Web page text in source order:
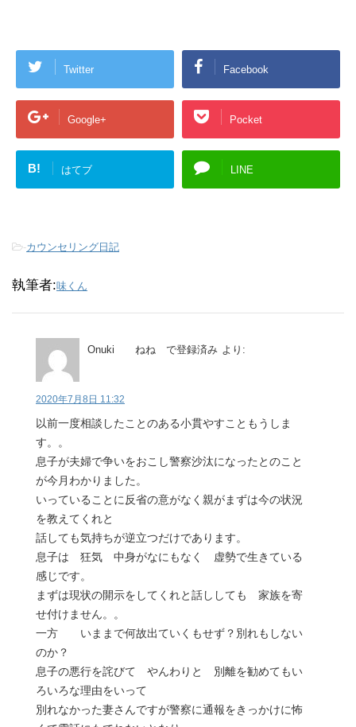
Twitter Facebook
Google+ Pocket
B! はてブ LINE
-カウンセリング日記
執筆者:味くん
Onuki ねね で登録済み より:
2020年7月8日 11:32
以前一度相談したことのある小貫やすこともうしま
す。。
息子が夫婦で争いをおこし警察沙汰になったとのこと
が今月わかりました。
いっていることに反省の意がなく親がまずは今の状況
を教えてくれと
話しても気持ちが逆立つだけであります。
息子は 狂気 中身がなにもなく 虚勢で生きている
感じです。
まずは現状の開示をしてくれと話ししても 家族を寄
せ付けません。。
一方 いままで何故出ていくもせず？別れもしない
のか？
息子の悪行を詫びて やんわりと 別離を勧めてもい
ろいろな理由をいって
別れなかった妻さんですが警察に通報をきっかけに怖